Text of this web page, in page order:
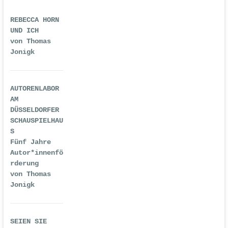
REBECCA HORN
UND ICH
von Thomas
Jonigk
AUTORENLABOR
AM
DÜSSELDORFER
SCHAUSPIELHAU
S
Fünf Jahre
Autor*innenfö
rderung
von Thomas
Jonigk
SEIEN SIE